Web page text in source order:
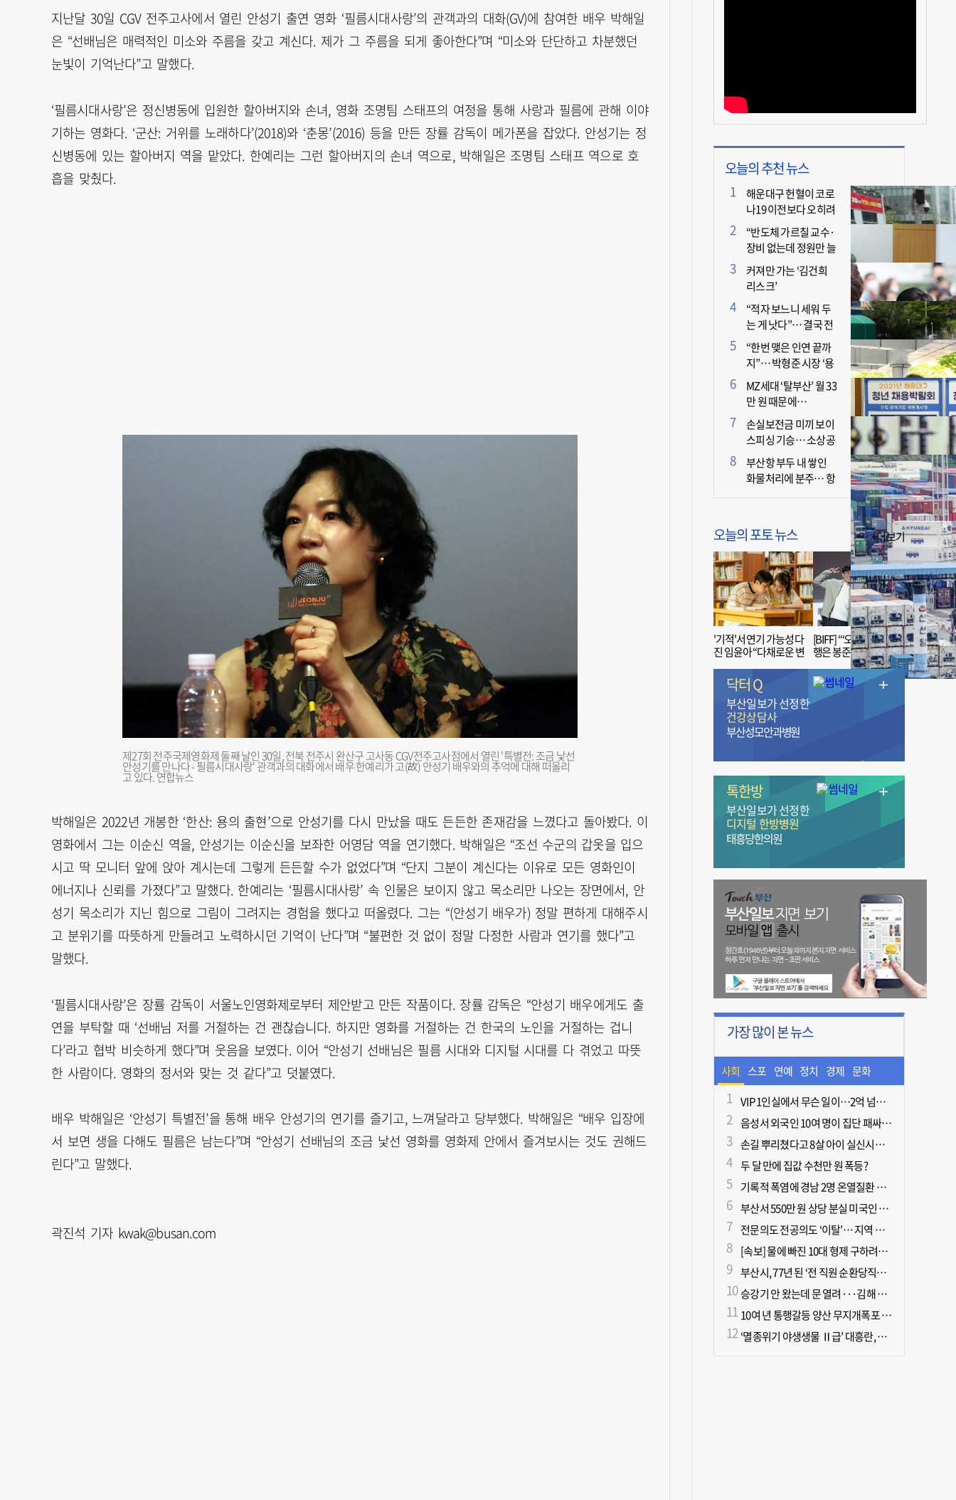
지난달 30일 CGV 전주고사에서 열린 안성기 출연 영화 ‘필름시대사랑’의 관객과의 대화(GV)에 참여한 배우 박해일
은 “선배님은 매력적인 미소와 주름을 갖고 계신다. 제가 그 주름을 되게 좋아한다”며 “미소와 단단하고 차분했던
눈빛이 기억난다”고 말했다.
‘필름시대사랑’은 정신병동에 입원한 할아버지와 손녀, 영화 조명팀 스태프의 여정을 통해 사랑과 필름에 관해 이야
기하는 영화다. ‘군산: 거위를 노래하다’(2018)와 ‘춘몽’(2016) 등을 만든 장률 감독이 메가폰을 잡았다. 안성기는 정
신병동에 있는 할아버지 역을 맡았다. 한예리는 그런 할아버지의 손녀 역으로, 박해일은 조명팀 스태프 역으로 호
흡을 맞췄다.
제27회 전주국제영화제 둘째 날인 30일, 전북 전주시 완산구 고사동 CGV전주고사점에서 열린 '특별전: 조금 낯선
안성기를 만나다 - 필름시대사랑' 관객과의 대화에서 배우 한예리가 고(故) 안성기 배우와의 추억에 대해 떠올리
고 있다. 연합뉴스
박해일은 2022년 개봉한 ‘한산: 용의 출현’으로 안성기를 다시 만났을 때도 든든한 존재감을 느꼈다고 돌아봤다. 이
영화에서 그는 이순신 역을, 안성기는 이순신을 보좌한 어영담 역을 연기했다. 박해일은 “조선 수군의 갑옷을 입으
시고 딱 모니터 앞에 앉아 계시는데 그렇게 든든할 수가 없었다”며 “단지 그분이 계신다는 이유로 모든 영화인이
에너지나 신뢰를 가졌다”고 말했다. 한예리는 ‘필름시대사랑’ 속 인물은 보이지 않고 목소리만 나오는 장면에서, 안
성기 목소리가 지닌 힘으로 그림이 그려지는 경험을 했다고 떠올렸다. 그는 “(안성기 배우가) 정말 편하게 대해주시
고 분위기를 따뜻하게 만들려고 노력하시던 기억이 난다”며 “불편한 것 없이 정말 다정한 사람과 연기를 했다”고
말했다.
‘필름시대사랑’은 장률 감독이 서울노인영화제로부터 제안받고 만든 작품이다. 장률 감독은 “안성기 배우에게도 출
연을 부탁할 때 ‘선배님 저를 거절하는 건 괜찮습니다. 하지만 영화를 거절하는 건 한국의 노인을 거절하는 겁니
다’라고 협박 비슷하게 했다”며 웃음을 보였다. 이어 “안성기 선배님은 필름 시대와 디지털 시대를 다 겪었고 따뜻
한 사람이다. 영화의 정서와 맞는 것 같다”고 덧붙였다.
배우 박해일은 ‘안성기 특별전’을 통해 배우 안성기의 연기를 즐기고, 느껴달라고 당부했다. 박해일은 “배우 입장에
서 보면 생을 다해도 필름은 남는다”며 “안성기 선배님의 조금 낯선 영화를 영화제 안에서 즐겨보시는 것도 권해드
린다”고 말했다.
곽진석 기자 kwak@busan.com
오늘의 추천 뉴스
해운대구 헌혈이 코로
나19 이전보다 오히려
더 늘어난 이유는?
“반도체 가르칠 교수·
장비 없는데 정원만 늘
리면 뭐 하나”
커져만 가는 ‘김건희
리스크’
“적자 보느니 세워 두
는 게 낫다”… 결국 전
면 휴업 선언한 택시회
사
“한번 맺은 인연 끝까
지”… 박형준 시장 ‘용
인술’ 주목
MZ세대 ‘탈부산’ 월 33
만 원 때문에…
손실보전금 미끼 보이
스피싱 기승… 소상공
인 두 번 운다
부산항 부두 내 쌓인
화물처리에 분주… 항
오늘의 포토 뉴스 +더보기
'기적'서 연기 가능성 다
진 임윤아 “다채로운 변
[BIFF] “‘오징어 게임’ 흥
행은 봉준호 감독 ‘1인
치 장벽’ 무너진 순간”
닥터 Q
부산일보가 선정한
건강상담사
부산성모안과병원
톡한방
부산일보가 선정한
디지털 한방병원
태흥당한의원
가장 많이 본 뉴스
사회 스포
츠
연예 정치 경제 문화
ㆍ라
이프
VIP 1인실에서 무슨 일이…2억 넘게 쓴 중독자·불법촬영한 의사
음성서 외국인 10여 명이 집단 패싸움하다 1명 사망
손길 뿌리쳤다고 8살 아이 실신시킨 50대, 집유
두 달 만에 집값 수천만 원 폭등?
기록적 폭염에 경남 2명 온열질환 사망
부산서 550만 원 상당 분실 미국인 관광객, 경찰 도움으로 되찾아
전문의도 전공의도 ‘이탈’… 지역 필수의료 무너진다
[속보] 물에 빠진 10대 형제 구하려던 50대 군인 2명 심정지 상태로 이송
부산시, 77년 된 ‘전 직원 순환당직제’ 폐지
승강기 안 왔는데 문 열려···김해 병원서 60대 직원 추락사
10여 년 통행갈등 양산 무지개폭포 해결되나?
‘멸종위기 야생생물 Ⅱ급’ 대흥란, 지리산 새 서식지 확인